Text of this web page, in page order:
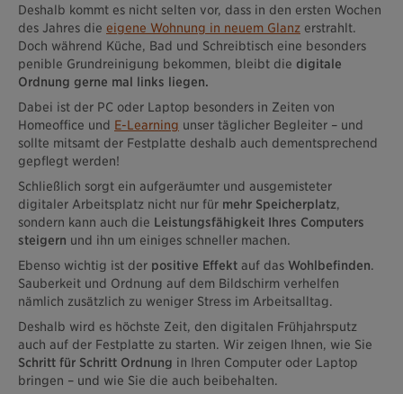
Deshalb kommt es nicht selten vor, dass in den ersten Wochen
des Jahres die eigene Wohnung in neuem Glanz erstrahlt.
Doch während Küche, Bad und Schreibtisch eine besonders
penible Grundreinigung bekommen, bleibt die digitale
Ordnung gerne mal links liegen.
Dabei ist der PC oder Laptop besonders in Zeiten von
Homeoffice und E-Learning unser täglicher Begleiter – und
sollte mitsamt der Festplatte deshalb auch dementsprechend
gepflegt werden!
Schließlich sorgt ein aufgeräumter und ausgemisteter
digitaler Arbeitsplatz nicht nur für mehr Speicherplatz,
sondern kann auch die Leistungsfähigkeit Ihres Computers
steigern und ihn um einiges schneller machen.
Ebenso wichtig ist der positive Effekt auf das Wohlbefinden.
Sauberkeit und Ordnung auf dem Bildschirm verhelfen
nämlich zusätzlich zu weniger Stress im Arbeitsalltag.
Deshalb wird es höchste Zeit, den digitalen Frühjahrsputz
auch auf der Festplatte zu starten. Wir zeigen Ihnen, wie Sie
Schritt für Schritt Ordnung in Ihren Computer oder Laptop
bringen – und wie Sie die auch beibehalten.